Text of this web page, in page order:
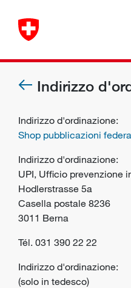
Indirizzo
Indirizzo d'ordinazione:
Shop pubblicazioni
Indirizzo d'ordinazione:
UPI, Ufficio prevenzione
Hodlerstrasse 5a
Casella postale 8236
3011 Berna
Tél. 031 390 22 22
Indirizzo d'ordinazione:
(solo in tedesco)